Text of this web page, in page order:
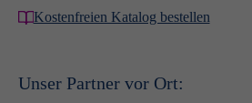
Kostenfreien Katalog bestellen
Unser Partner vor Ort: